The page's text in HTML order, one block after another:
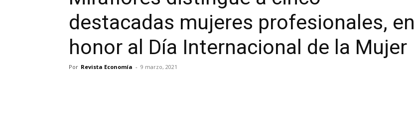
destacadas mujeres profesionales, en
honor al Día Internacional de la Mujer
Por Revista Economía - 9 marzo, 2021